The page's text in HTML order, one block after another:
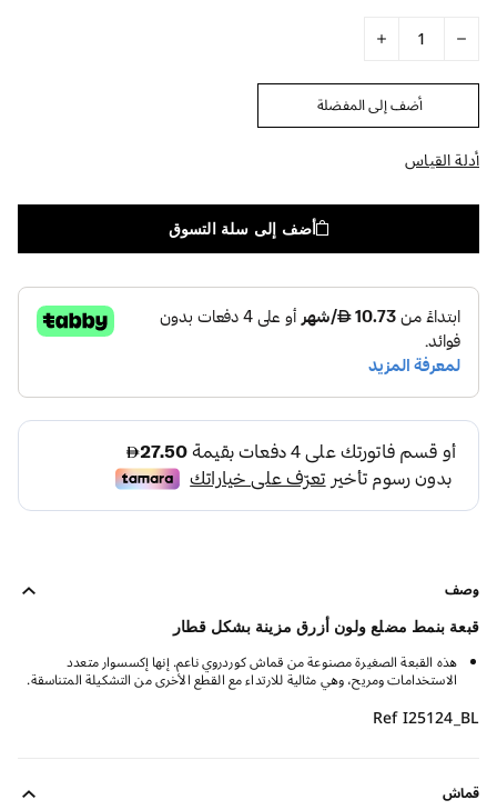
أضف إلى المفضلة
أدلة القياس
أضف إلى سلة التسوق
وصف
قبعة بنمط مضلع ولون أزرق مزينة بشكل قطار
هذه القبعة الصغيرة مصنوعة من قماش كوردروي ناعم. إنها إكسسوار متعدد
الاستخدامات ومريح، وهي مثالية للارتداء مع القطع الأخرى من التشكيلة المتناسقة.
Ref I25124_BL
قماش